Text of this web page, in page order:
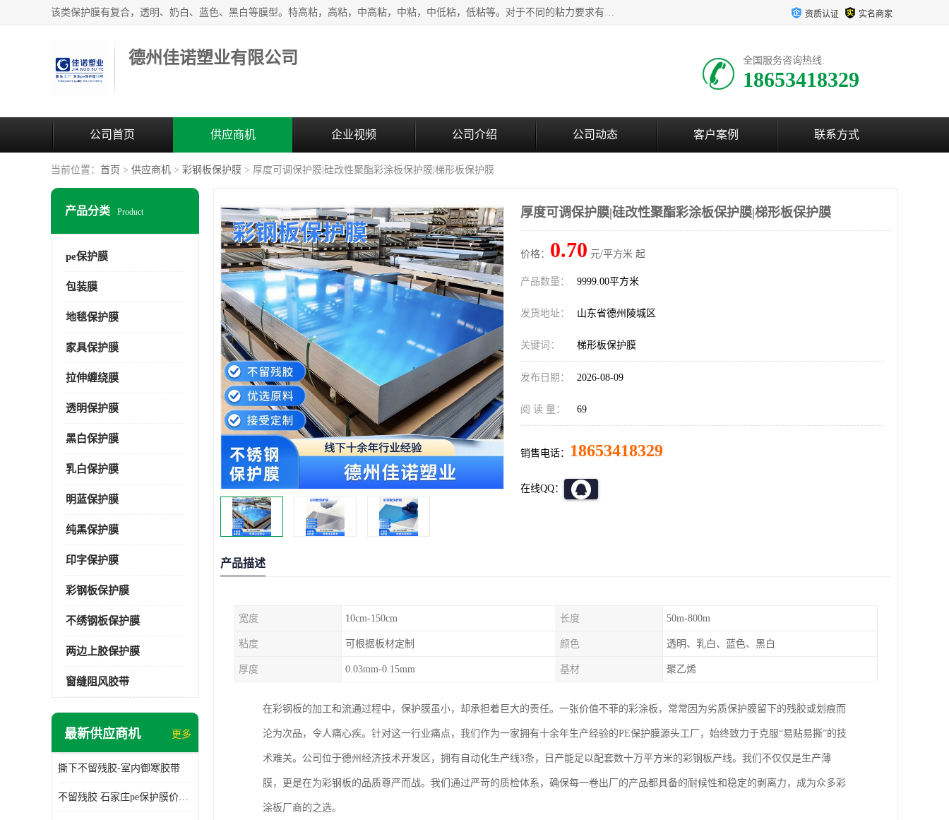
该类保护膜有复合，透明、奶白、蓝色、黑白等膜型。特高粘，高粘，中高粘，中粘，中低粘，低粘等。对于不同的粘力要求有相应的产品相适配。无胶渍残留污染。在较宽的收卷幅度下平整无皱纹，收卷长度大，利于机械化及自动化施工粘贴。为您的产品提供的表面保护解决方案。 产品广泛适用于：铝材、不锈钢、金属、塑料、电子、家电、家具、玻璃、化工材料、装饰材料等。 资质认证 实名商家
德州佳诺塑业有限公司 全国服务咨询热线:
18653418329
公司首页 供应商机 企业视频 公司介绍 公司动态 客户案例 联系方式
当前位置： 首页 > 供应商机 > 彩钢板保护膜 > 厚度可调保护膜|硅改性聚酯彩涂板保护膜|梯形板保护膜
产品分类 Product
pe保护膜
包装膜
地毯保护膜
家具保护膜
拉伸缠绕膜
透明保护膜
黑白保护膜
乳白保护膜
明蓝保护膜
纯黑保护膜
印字保护膜
彩钢板保护膜
不绣钢板保护膜
两边上胶保护膜
窗缝阻风胶带
最新供应商机 更多
撕下不留残胶-室内御寒胶带
不留残胶 石家庄pe保护膜价格 塑料薄膜
厚度可调保护膜|硅改性聚酯彩涂板保护膜|梯形板保护膜
价格： 0.70 元/平方米 起
产品数量： 9999.00平方米
发货地址： 山东省德州陵城区
关键词： 梯形板保护膜
发布日期： 2026-08-09
阅 读 量： 69
销售电话： 18653418329
在线QQ：
产品描述
宽度 10cm-150cm 长度 50m-800m
粘度 可根据板材定制 颜色 透明、乳白、蓝色、黑白
厚度 0.03mm-0.15mm 基材 聚乙烯
在彩钢板的加工和流通过程中，保护膜虽小，却承担着巨大的责任。一张价值不菲的彩涂板，常常因为劣质保护膜留下的残胶或划痕而
沦为次品，令人痛心疾。针对这一行业痛点，我们作为一家拥有十余年生产经验的PE保护膜源头工厂，始终致力于克服“易贴易撕”的技
术难关。公司位于德州经济技术开发区，拥有自动化生产线3条，日产能足以配套数十万平方米的彩钢板产线。我们不仅仅是生产薄
膜，更是在为彩钢板的品质尊严而战。我们通过严苛的质检体系，确保每一卷出厂的产品都具备的耐候性和稳定的剥离力，成为众多彩
涂板厂商的之选。